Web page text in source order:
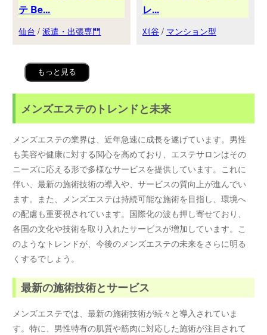
テ Be...
仙台 /派遣・出張専門
レ...
刈谷 / マンション型
もっと見る
メンズエステのトレンドと未来
メンズエステの業界は、近年急速に成長を遂げています。男性
も美容や健康に対する関心を高めており、エステサロンはその
ニーズに応える形で多様なサービスを提供しています。これに
伴い、最新の施術技術の導入や、サービスの質向上が進んでい
ます。また、メンズエステは持続可能な施術を目指し、環境へ
の配慮も重要視されています。国際化の波も押し寄せており、
各国の文化や技術を取り入れたサービスが増加しています。こ
のようなトレンドが、今後のメンズエステの未来をさらに明る
くするでしょう。
最新の施術技術とサービス
メンズエステでは、最新の施術技術が続々と導入されていま
す。特に、男性特有の肌質や筋肉に対応した施術が注目されて